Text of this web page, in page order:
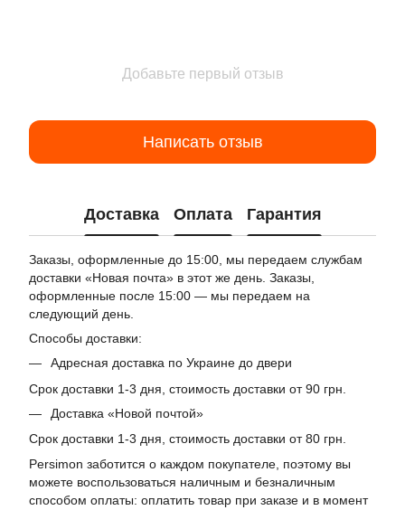
Добавьте первый отзыв
Написать отзыв
Доставка Оплата Гарантия
Заказы, оформленные до 15:00, мы передаем службам
доставки «Новая почта» в этот же день. Заказы,
оформленные после 15:00 — мы передаем на
следующий день.
Способы доставки:
Адресная доставка по Украине до двери
Срок доставки 1-3 дня, стоимость доставки от 90 грн.
Доставка «Новой почтой»
Срок доставки 1-3 дня, стоимость доставки от 80 грн.
Persimon заботится о каждом покупателе, поэтому вы
можете воспользоваться наличным и безналичным
способом оплаты: оплатить товар при заказе и в момент